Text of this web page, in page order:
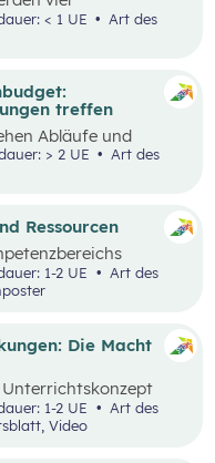
treffen
Abläufe und
die den
das WIR vor das
und das Miteinander
> 2 UE
Art des
Die Macht
Nutzen sowie die
kennen.
1-2 UE
Art des
Video
im Hinblick auf
verbunden sind
Lernorte
< 1 UE
Ressourcen
beschäftigen sich
Nachrichten und
von den Problemen,
1-2 UE